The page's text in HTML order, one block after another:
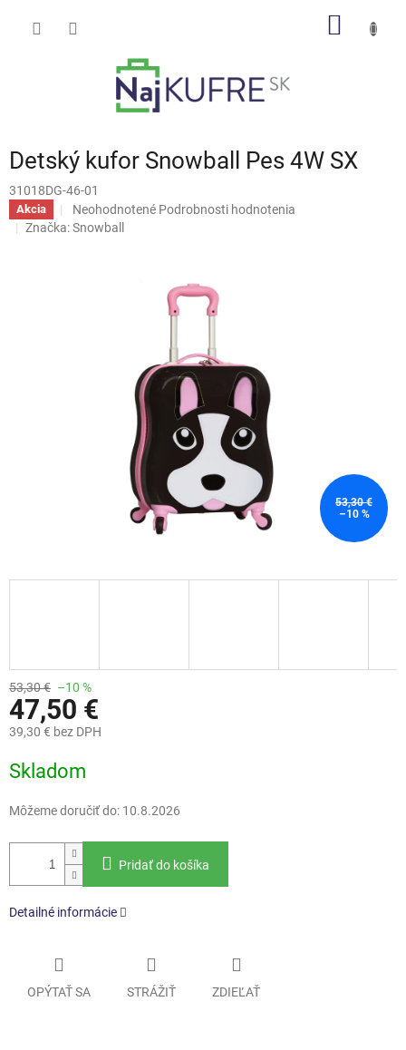
Detský kufor Snowball Pes 4W SX
31018DG-46-01
Akcia
Priemerné
hodnotenie
Neohodnotené Podrobnosti hodnotenia
Značka:Snowball
53,30 €
–10 %
53,30 € –10 %
47,50 €
39,30 € bez DPH
cena:
Skladom
Môžeme doručiť do: 10.8.2026
Pridať do košíka
Detailné informácie
OPÝTAŤ SA STRÁŽIŤ ZDIEĽAŤ